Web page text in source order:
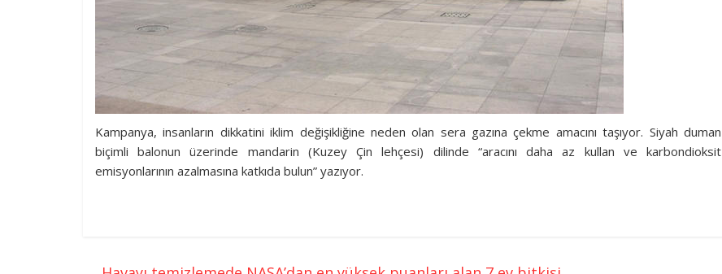
Kampanya, insanların dikkatini iklim değişikliğine neden olan sera gazına çekme amacını taşıyor. Siyah duman
biçimli balonun üzerinde mandarin (Kuzey Çin lehçesi) dilinde “aracını daha az kullan ve karbondioksit
emisyonlarının azalmasına katkıda bulun” yazıyor.